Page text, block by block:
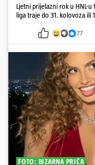
Ljetni prijelazni rok u HNL-
liga traje do 31. kolovoza ili
77
FOTO: BIZARNA PRIČA